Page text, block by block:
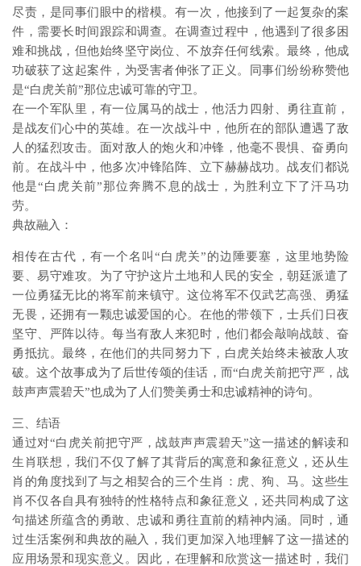
尽责，是同事们眼中的楷模。有一次，他接到了一起复杂的案
件，需要长时间跟踪和调查。在调查过程中，他遇到了很多困
难和挑战，但他始终坚守岗位、不放弃任何线索。最终，他成
功破获了这起案件，为受害者伸张了正义。同事们纷纷称赞他
是“白虎关前”那位忠诚可靠的守卫。
在一个军队里，有一位属马的战士，他活力四射、勇往直前，
是战友们心中的英雄。在一次战斗中，他所在的部队遭遇了敌
人的猛烈攻击。面对敌人的炮火和冲锋，他毫不畏惧、奋勇向
前。在战斗中，他多次冲锋陷阵、立下赫赫战功。战友们都说
他是“白虎关前”那位奔腾不息的战士，为胜利立下了汗马功
劳。
典故融入：
相传在古代，有一个名叫“白虎关”的边陲要塞，这里地势险
要、易守难攻。为了守护这片土地和人民的安全，朝廷派遣了
一位勇猛无比的将军前来镇守。这位将军不仅武艺高强、勇猛
无畏，还拥有一颗忠诚爱国的心。在他的带领下，士兵们日夜
坚守、严阵以待。每当有敌人来犯时，他们都会敲响战鼓、奋
勇抵抗。最终，在他们的共同努力下，白虎关始终未被敌人攻
破。这个故事成为了后世传颂的佳话，而“白虎关前把守严，战
鼓声声震碧天”也成为了人们赞美勇士和忠诚精神的诗句。
三、结语
通过对“白虎关前把守严，战鼓声声震碧天”这一描述的解读和
生肖联想，我们不仅了解了其背后的寓意和象征意义，还从生
肖的角度找到了与之相契合的三个生肖：虎、狗、马。这些生
肖不仅各自具有独特的性格特点和象征意义，还共同构成了这
句描述所蕴含的勇敢、忠诚和勇往直前的精神内涵。同时，通
过生活案例和典故的融入，我们更加深入地理解了这一描述的
应用场景和现实意义。因此，在理解和欣赏这一描述时，我们